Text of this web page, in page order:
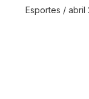
Esportes /abril